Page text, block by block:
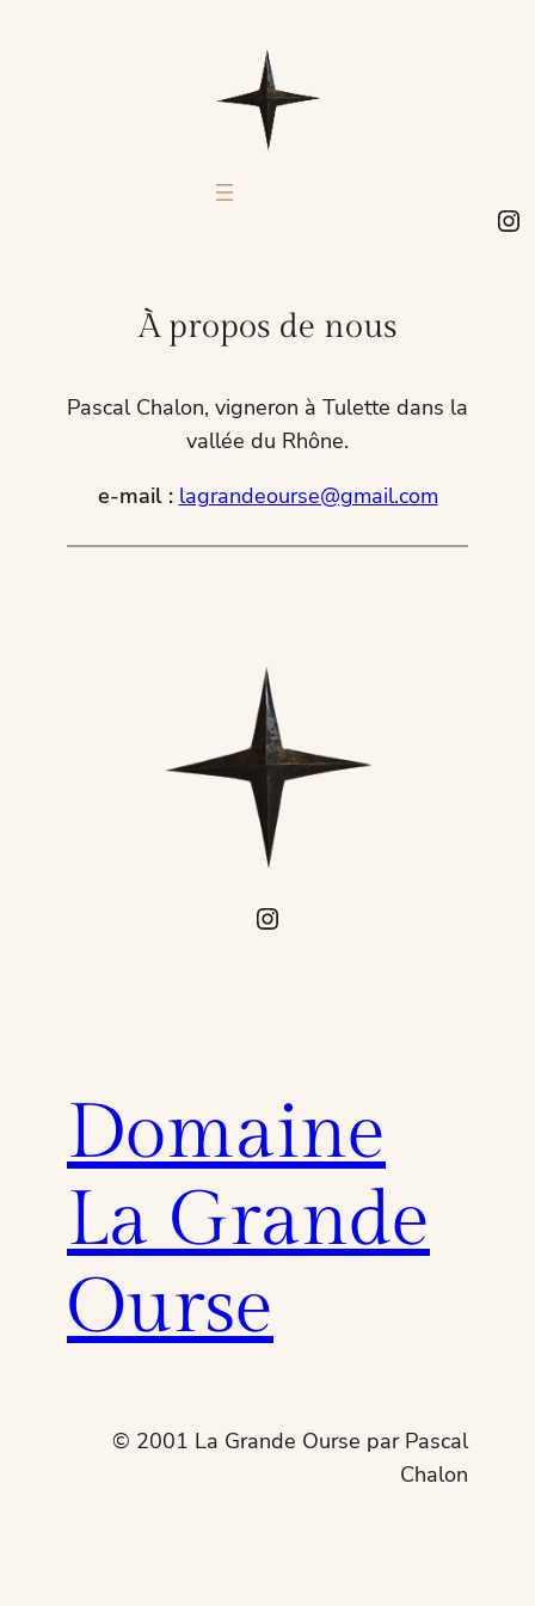
À propos de nous
Pascal Chalon, vigneron à Tulette dans la
vallée du Rhône.
e-mail : lagrandeourse@gmail.com
Instagram
Domaine
La Grande
Ourse
© 2001 La Grande Ourse par Pascal
Chalon